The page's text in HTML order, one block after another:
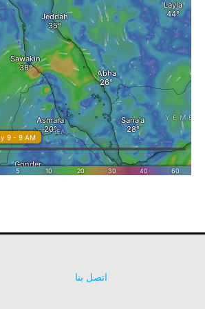
اتصل بنا